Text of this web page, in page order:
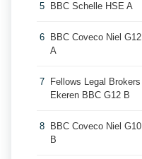
5 BBC Schelle HSE A
6
BBC Coveco Niel G12
A
7
Fellows Legal Brokers
Ekeren BBC G12 B
8
BBC Coveco Niel G10
B